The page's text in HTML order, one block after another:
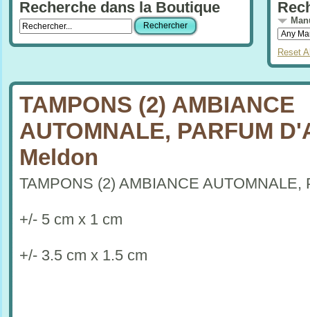
Recherche dans la Boutique
Reset
TAMPONS (2) AMBIANCE
AUTOMNALE, PARFUM
Meldon
TAMPONS (2) AMBIANCE AUTOMNALE,
+/- 5 cm x 1 cm
+/- 3.5 cm x 1.5 cm